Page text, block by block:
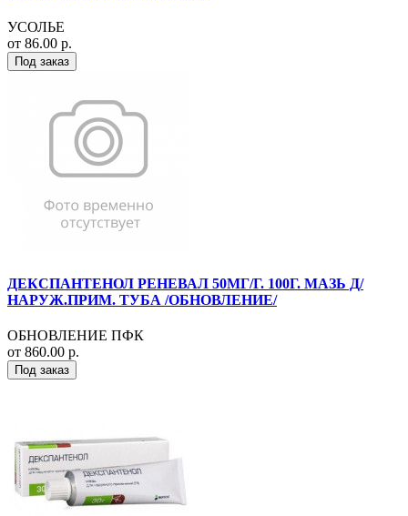
УСОЛЬЕ
от 86.00 р.
Под заказ
ДЕКСПАНТЕНОЛ РЕНЕВАЛ 50МГ/Г. 100Г. МАЗЬ Д/
НАРУЖ.ПРИМ. ТУБА /ОБНОВЛЕНИЕ/
ОБНОВЛЕНИЕ ПФК
от 860.00 р.
Под заказ